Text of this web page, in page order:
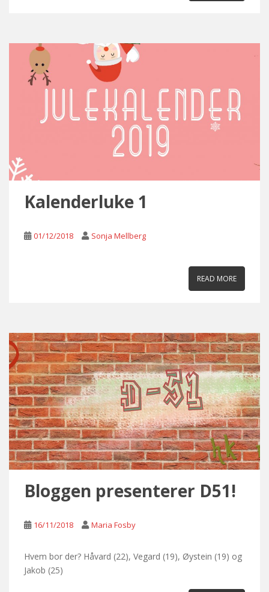
Kalenderluke 1
01/12/2018 Sonja Mellberg
READ MORE
Bloggen presenterer D51!
16/11/2018 Maria Fosby
Hvem bor der? Håvard (22), Vegard (19), Øystein (19) og
Jakob (25)